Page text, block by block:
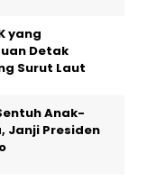
yang
Detak
Surut Laut
Anak-
Janji Presiden